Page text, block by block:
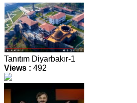
Tanıtım Diyarbakır-1
Views : 492